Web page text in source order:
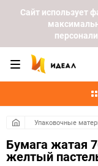
Cайт использует
Упаковочные
Бумага жатая
желтый